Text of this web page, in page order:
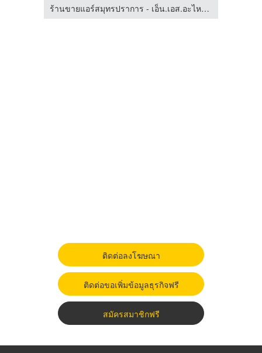
ร้านขายแอร์สมุทรปราการ - เอ็น.เอส.อะไหล่แอร์
ติดต่อลงโฆษณา
ติดต่อขอเพิ่มข้อมูลธุรกิจฟรี
สมัครสมาชิกฟรี